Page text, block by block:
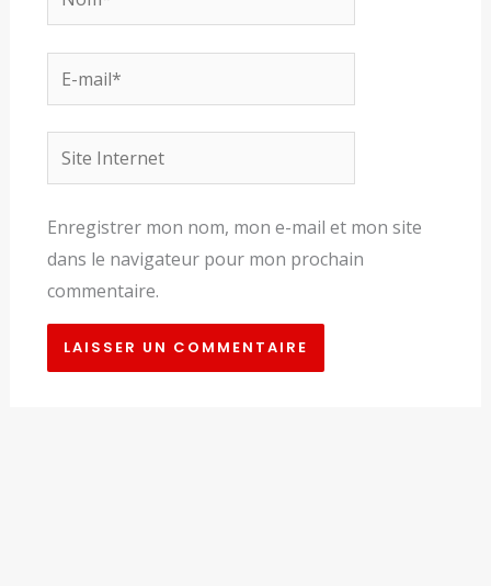
mail*
Site
Internet
Enregistrer mon nom, mon e-mail et mon site
dans le navigateur pour mon prochain
commentaire.